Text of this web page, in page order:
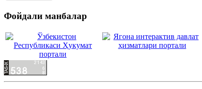
Фойдали манбалар